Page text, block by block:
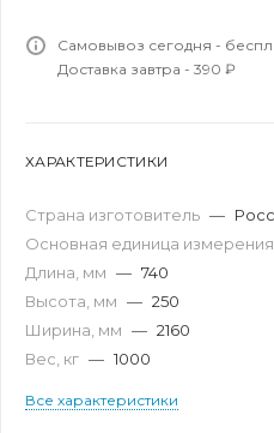
Самовывоз сегодня -
Доставка завтра - 390 ₽
ХАРАКТЕРИСТИКИ
Страна изготовитель —
Основная единица измерения
Длина, мм — 740
Высота, мм — 250
Ширина, мм — 2160
Вес, кг — 1000
Все характеристики